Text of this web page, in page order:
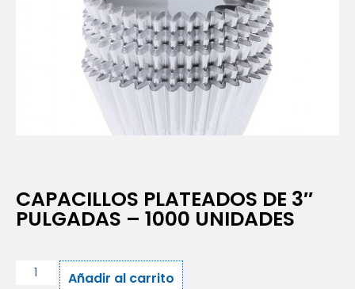
CAPACILLOS PLATEADOS DE 3″
PULGADAS – 1000 UNIDADES
Añadir al carrito